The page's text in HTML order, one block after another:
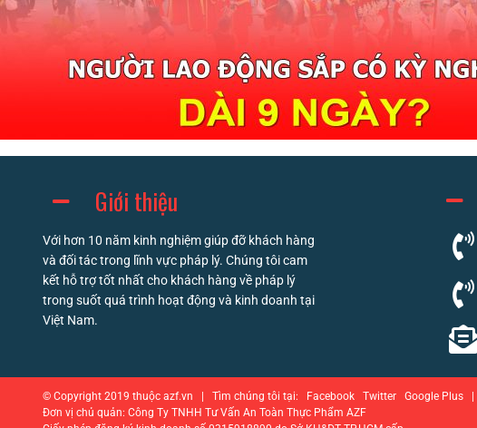
Giới thiệu
Với hơn 10 năm kinh nghiệm giúp đỡ khách hàng
và đối tác trong lĩnh vực pháp lý. Chúng tôi cam
kết hỗ trợ tốt nhất cho khách hàng về pháp lý
trong suốt quá trình hoạt động và kinh doanh tại
Việt Nam.
© Copyright 2019 thuộc azf.vn | Tìm chúng tôi tại: Facebook Twitter Google Plus |
Đơn vị chủ quản: Công Ty TNHH Tư Vấn An Toàn Thực Phẩm AZF